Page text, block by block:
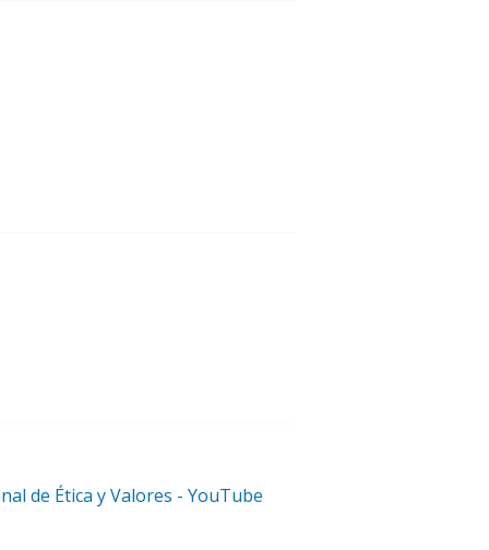
de Ética y Valores - YouTube